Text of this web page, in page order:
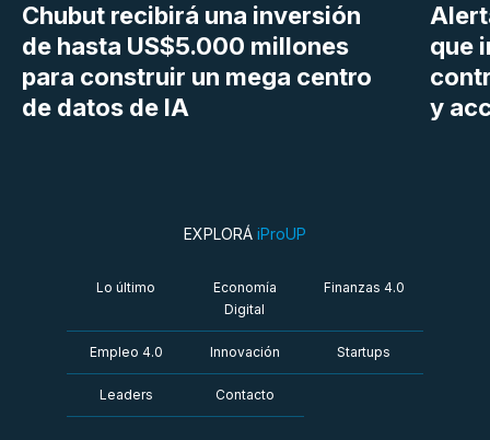
Chubut recibirá una inversión
de hasta US$5.000 millones
para construir un mega centro
de datos de IA
que
y
EXPLORÁ iProUP
Lo último
Economía
Digital
Finanzas 4.0
Empleo 4.0 Innovación Startups
Leaders Contacto